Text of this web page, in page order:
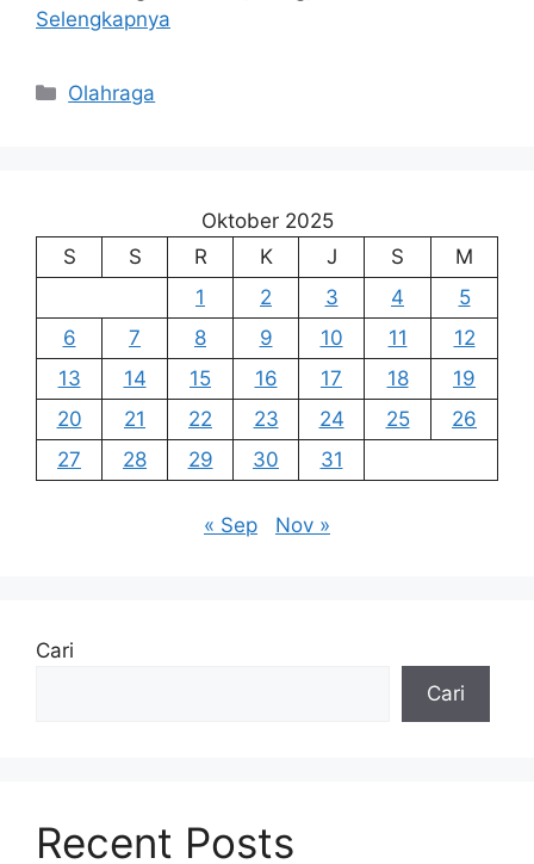
Selengkapnya
Kategori
Olahraga
Oktober 2025
S
S R K J S
M
1
2 3 4
5
6
7 8 9 10 11
12
13
14 15 16 17 18
19
20
21 22 23 24 25
26
27
28 29 30 31
« Sep Nov »
Cari
Cari
Recent Posts